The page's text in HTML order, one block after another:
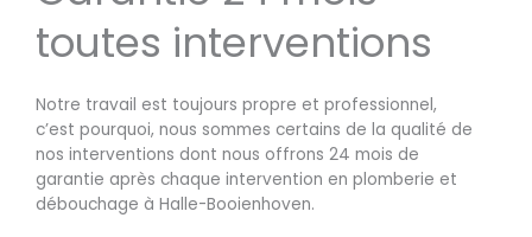
toutes interventions
Notre travail est toujours propre et professionnel,
c’est pourquoi, nous sommes certains de la qualité de
nos interventions dont nous offrons 24 mois de
garantie après chaque intervention en plomberie et
débouchage à Halle-Booienhoven.